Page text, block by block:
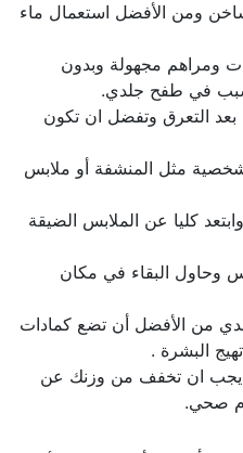
الأفضل استعمال ماء
مجهولة وبدون
طفح جلدي.
وتفضل ان تكون
المنشفة أو ملابس
عن الملابس الضيقة
البقاء في مكان
أن تضع كمادات
.
تخفف من وزنك عن